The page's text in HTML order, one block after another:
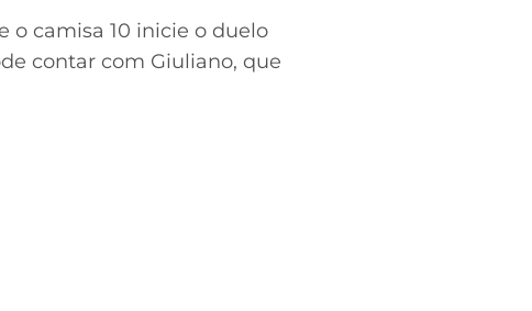
o camisa 10 inicie o duelo
contar com Giuliano, que